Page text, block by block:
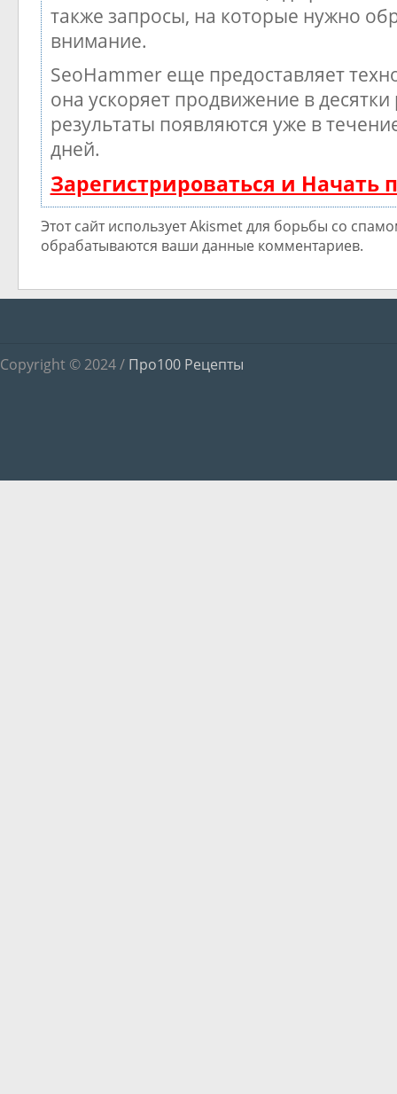
также запросы, на которые нужно
внимание.
SeoHammer еще предоставляет
она ускоряет продвижение в
результаты появляются уже в
дней.
Зарегистрироваться и Начать
Этот сайт использует Akismet для борьбы со
обрабатываются ваши данные комментариев.
Copyright © 2024 / Про100 Рецепты